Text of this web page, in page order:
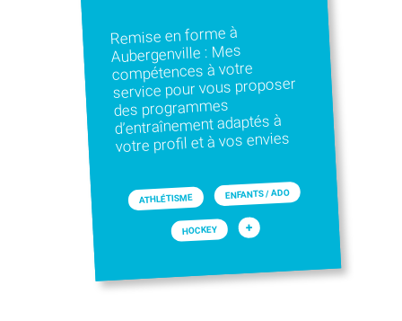
Remise en forme à
Aubergenville : Mes
compétences à votre
service pour vous proposer
des programmes
d’entraînement adaptés à
votre profil et à vos envies
ATHLÉTISME ENFANTS / ADO
HOCKEY +